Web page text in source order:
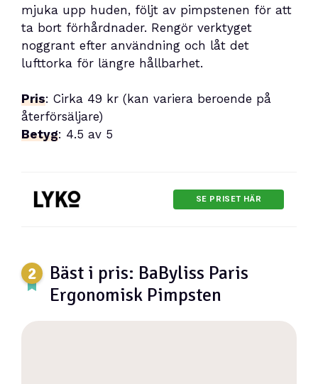
mjuka upp huden, följt av pimpstenen för att
ta bort förhårdnader. Rengör verktyget
noggrant efter användning och låt det
lufttorka för längre hållbarhet.
Pris: Cirka 49 kr (kan variera beroende på
återförsäljare)
Betyg: 4.5 av 5
SE PRISET HÄR
Bäst i pris: BaByliss Paris
Ergonomisk Pimpsten